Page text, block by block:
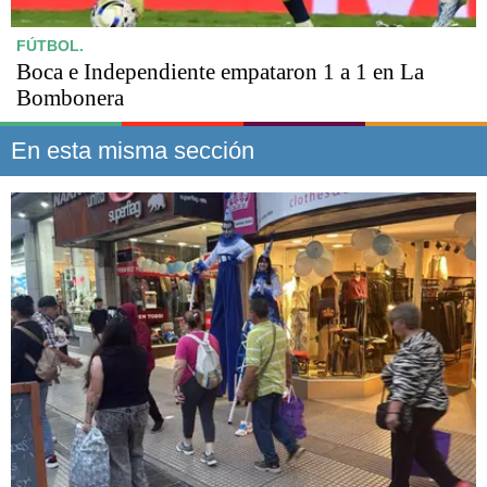
FÚTBOL.
Boca e Independiente empataron 1 a 1 en La
Bombonera
En esta misma sección